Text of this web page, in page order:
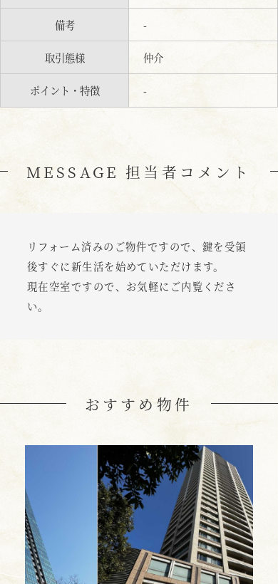
備考 -
取引態様 仲介
ポイント・特徴 -
MESSAGE 担当者コメント
リフォーム済みのご物件ですので、鍵を受領
後すぐに新生活を始めていただけます。
現在空室ですので、お気軽にご内覧くださ
い。
おすすめ物件